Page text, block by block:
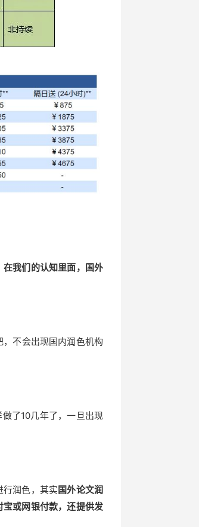
我们的认知里面，国外
不会出现国内润色机构
了10几年了，一旦出现
润色，其实国外论文润
或网银付款，还提供发